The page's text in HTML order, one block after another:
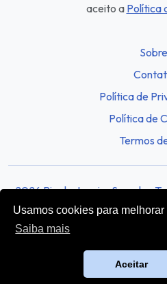
Usamos cookies para
Saiba mais
Aceitar
aceito a Política
Sobre
Política de
Política de
Termos
2026 Rio de Janeiro Sounds -